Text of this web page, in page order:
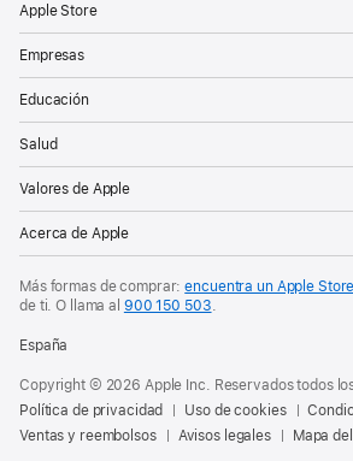
Apple Store
Empresas
Educación
Salud
Valores de Apple
Acerca de Apple
Más formas de comprar:encuentra un Apple Store
de ti. O
llama al 900 150 503
España
Copyright © 2026 Apple Inc. Reservados todos
Política de privacidad
Uso de cookies
Ventas y reembolsos
Avisos legales Mapa